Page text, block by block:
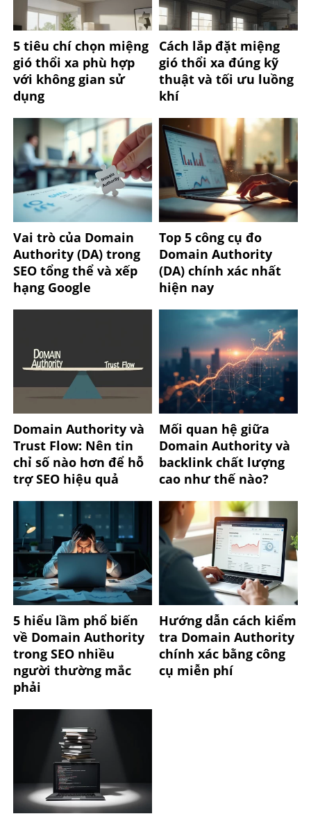
5 tiêu chí chọn miệng
gió thổi xa phù hợp
với không gian sử
dụng
Cách lắp đặt miệng
gió thổi xa đúng kỹ
thuật và tối ưu luồng
khí
Vai trò của Domain
Authority (DA) trong
SEO tổng thể và xếp
hạng Google
Top 5 công cụ đo
Domain Authority
(DA) chính xác nhất
hiện nay
Domain Authority và
Trust Flow: Nên tin
chỉ số nào hơn để hỗ
trợ SEO hiệu quả
Mối quan hệ giữa
Domain Authority và
backlink chất lượng
cao như thế nào?
5 hiểu lầm phổ biến
về Domain Authority
trong SEO nhiều
người thường mắc
phải
Hướng dẫn cách kiểm
tra Domain Authority
chính xác bằng công
cụ miễn phí